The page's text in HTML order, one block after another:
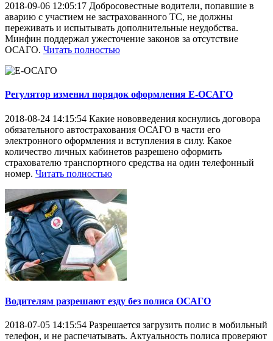
2018-09-06 12:05:17 Добросовестные водители, попавшие в
аварию с участием не застрахованного ТС, не должны
переживать и испытывать дополнительные неудобства.
Минфин поддержал ужесточение законов за отсутствие
ОСАГО. Читать полностью
Регулятор изменил порядок оформления Е-ОСАГО
2018-08-24 14:15:54 Какие нововведения коснулись договора
обязательного автострахования ОСАГО в части его
электронного оформления и вступления в силу. Какое
количество личных кабинетов разрешено оформить
страхователю транспортного средства на один телефонный
номер. Читать полностью
Водителям разрешают езду без полиса ОСАГО
2018-07-05 14:15:54 Разрешается загрузить полис в мобильный
телефон, и не распечатывать. Актуальность полиса проверяют